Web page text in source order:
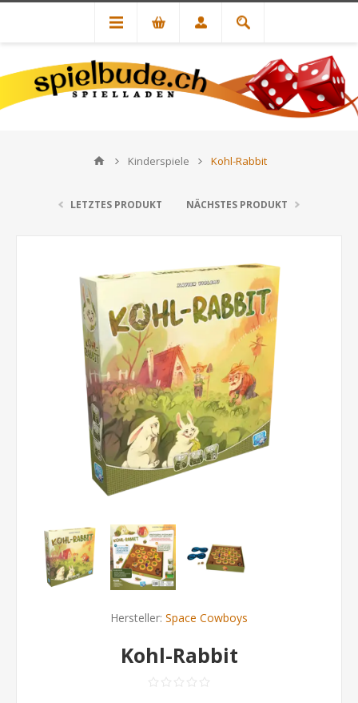
Kinderspiele Kohl-Rabbit
LETZTES PRODUKT NÄCHSTES PRODUKT
Hersteller: Space Cowboys
Kohl-Rabbit